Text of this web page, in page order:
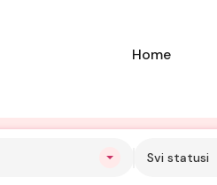
Home
Svi statusi